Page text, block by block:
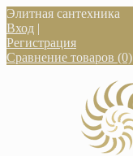
Элитная сантехника
Вход |
Регистрация
Сравнение товаров (0)